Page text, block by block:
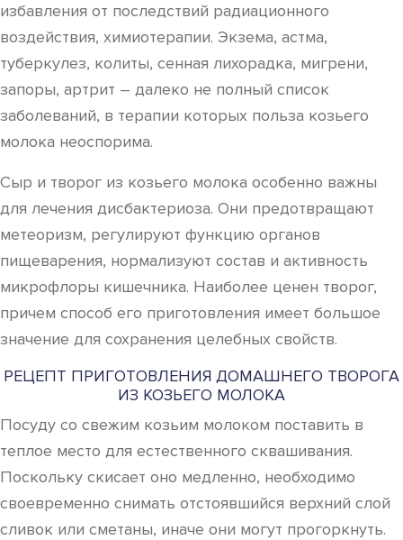
избавления от последствий радиационного
воздействия, химиотерапии. Экзема, астма,
туберкулез, колиты, сенная лихорадка, мигрени,
запоры, артрит – далеко не полный список
заболеваний, в терапии которых польза козьего
молока неоспорима.
Сыр и творог из козьего молока особенно важны
для лечения дисбактериоза. Они предотвращают
метеоризм, регулируют функцию органов
пищеварения, нормализуют состав и активность
микрофлоры кишечника. Наиболее ценен творог,
причем способ его приготовления имеет большое
значение для сохранения целебных свойств.
РЕЦЕПТ ПРИГОТОВЛЕНИЯ ДОМАШНЕГО ТВОРОГА
ИЗ КОЗЬЕГО МОЛОКА
Посуду со свежим козьим молоком поставить в
теплое место для естественного сквашивания.
Поскольку скисает оно медленно, необходимо
своевременно снимать отстоявшийся верхний слой
сливок или сметаны, иначе они могут прогоркнуть.